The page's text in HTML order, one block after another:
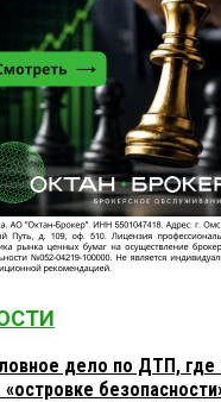
дело по ДТП,